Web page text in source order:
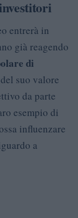
entrerà in
già reagendo
di
suo valore
da parte
esempio di
influenzare
a